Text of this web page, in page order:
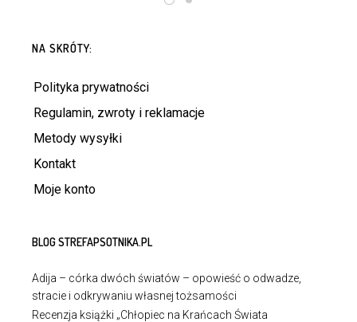
NA SKRÓTY:
Polityka prywatności
Regulamin, zwroty i reklamacje
Metody wysyłki
Kontakt
Moje konto
BLOG STREFAPSOTNIKA.PL
Adija – córka dwóch światów – opowieść o odwadze,
stracie i odkrywaniu własnej tożsamości
Recenzja książki „Chłopiec na Krańcach Świata